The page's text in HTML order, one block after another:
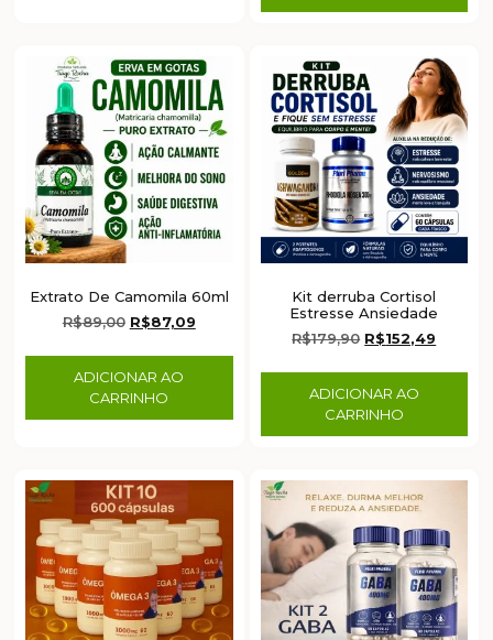
Extrato De Camomila 60ml
R$89,00 R$87,09
ADICIONAR AO
CARRINHO
Kit derruba Cortisol
Estresse Ansiedade
R$179,90 R$152,49
ADICIONAR AO
CARRINHO